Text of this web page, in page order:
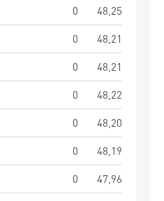
0
48,25
0
48,21
0
48,21
0
48,22
0
48,20
0
48,19
0
47,96